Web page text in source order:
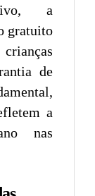
a
gratuito
crianças
de
a
nas